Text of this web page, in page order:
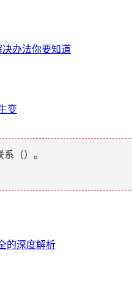
决办法你要知道
变
系（）。
的深度解析